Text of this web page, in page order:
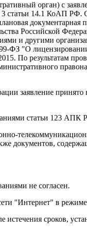
орган) с
14.1 КоАП РФ.
Российской
и другими
ФЗ "О
По результатам
заявление
статьи 123 АПК
документов,
не согласен.
"Интернет" в режиме
сроков,